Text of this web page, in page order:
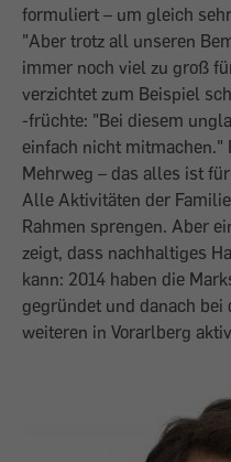
formuliert – um gleich
"Aber trotz all unseren
immer noch viel zu groß
verzichtet zum Beispiel
-früchte: "Bei diesem
einfach nicht
Mehrweg – das alles ist
Alle Aktivitäten der
Rahmen sprengen. Aber
zeigt, dass nachhaltiges
kann: 2014 haben die
gegründet und danach
weiteren in Vorarlberg